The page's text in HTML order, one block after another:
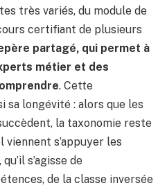
très variés, du module de
certifiant de plusieurs
partagé, qui permet à
métier et des
. Cette
sa longévité : alors que les
la taxonomie reste
s’appuyer les
s’agisse de
de la classe inversée